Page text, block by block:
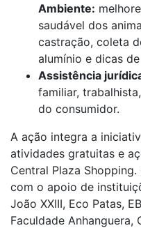
Ambiente:
saudável dos
castração, coleta
alumínio e dicas
Assistência
familiar,
do consumidor.
A ação integra a
atividades gratuitas e
Central Plaza
com o apoio de
João XXIII, Eco Patas,
Faculdade Anhanguera,